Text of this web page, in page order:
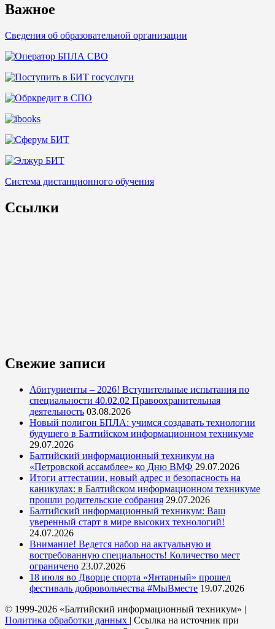
Важное
Сведения об образовательной организации
Система дистанционного обучения
Ссылки
Свежие записи
Абитуриенты – 2026! Вступительные испытания по
специальности 40.02.02 Правоохранительная
деятельность 03.08.2026
Новый полигон БПЛА: учимся создавать технологии
будущего в Балтийском информационном техникуме
29.07.2026
Балтийский информационный техникум на
«Петровской ассамблее» ко Дню ВМФ 29.07.2026
Итоги аттестации, новый адрес и безопасность на
каникулах: в Балтийском информационном техникуме
прошли родительские собрания 29.07.2026
Балтийский информационный техникум: Ваш
уверенный старт в мире высоких технологий!
24.07.2026
Внимание! Ведется набор на актуальную и
востребованную специальность! Количество мест
ограничено 23.07.2026
18 июля во Дворце спорта «Янтарный» прошел
фестиваль добровольчества #МыВместе 19.07.2026
© 1999-2026 «Балтийский информационный техникум» |
Политика обработки данных | Ссылка на источник при